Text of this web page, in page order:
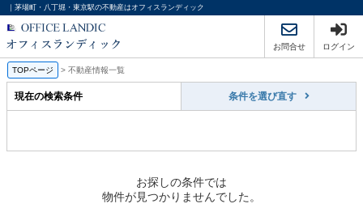
｜茅場町・八丁堀・東京駅の不動産はオフィスランディック
お問合せ ログイン
TOPページ > 不動産情報一覧
現在の検索条件 条件を選び直す
お探しの条件では
物件が見つかりませんでした。